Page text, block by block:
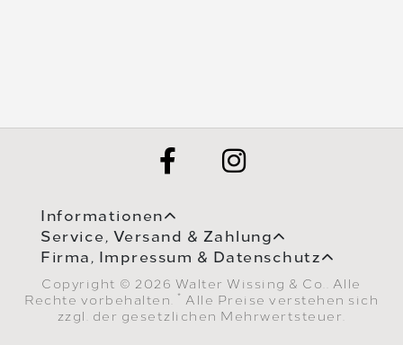
Informationen
Service, Versand & Zahlung
Firma, Impressum & Datenschutz
Copyright © 2026 Walter Wissing & Co.. Alle
Rechte vorbehalten.
* Alle Preise verstehen sich
zzgl. der gesetzlichen Mehrwertsteuer.